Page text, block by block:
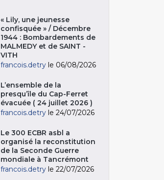
« Lily, une jeunesse
confisquée » / Décembre
1944 : Bombardements de
MALMEDY et de SAINT -
VITH
francois.detry le 06/08/2026
L’ensemble de la
presqu’île du Cap-Ferret
évacuée ( 24 juillet 2026 )
francois.detry le 24/07/2026
Le 300 ECBR asbl a
organisé la reconstitution
de la Seconde Guerre
mondiale à Tancrémont
francois.detry le 22/07/2026